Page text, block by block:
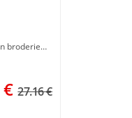
Support à broder à réaliser en broderie au point de croix
€ 27.16 €